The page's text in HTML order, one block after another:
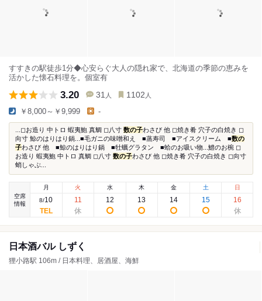
すすきの駅徒歩1分◆心安らぐ大人の隠れ家で、北海道の季節の恵みを
活かした懐石料理を。個室有
3.20 31 人 1102 人
￥8,000～￥9,999 -
...◻︎お造り 中トロ 蝦夷鮑 真鯛 ◻︎八寸 数の子わさび 他 ◻︎焼き肴 穴子の白焼き ◻︎
向寸 鯨のはりはり鍋...■毛ガニの味噌和え ■蒸寿司 ■アイスクリーム ■数の
子わさび 他 ■鯨のはりはり鍋 ■牡蠣グラタン ■蛤のお吸い物...鱧のお椀 ◻︎
お造り 蝦夷鮑 中トロ 真鯛 ◻︎八寸 数の子わさび 他 ◻︎焼き肴 穴子の白焼き ◻︎向寸
蛸しゃぶ...
空席
情報
月
8/10
火
11
水
12
木
13
金
14
土
15
日
16
日本酒バル しずく
狸小路駅 106m / 日本料理、居酒屋、海鮮